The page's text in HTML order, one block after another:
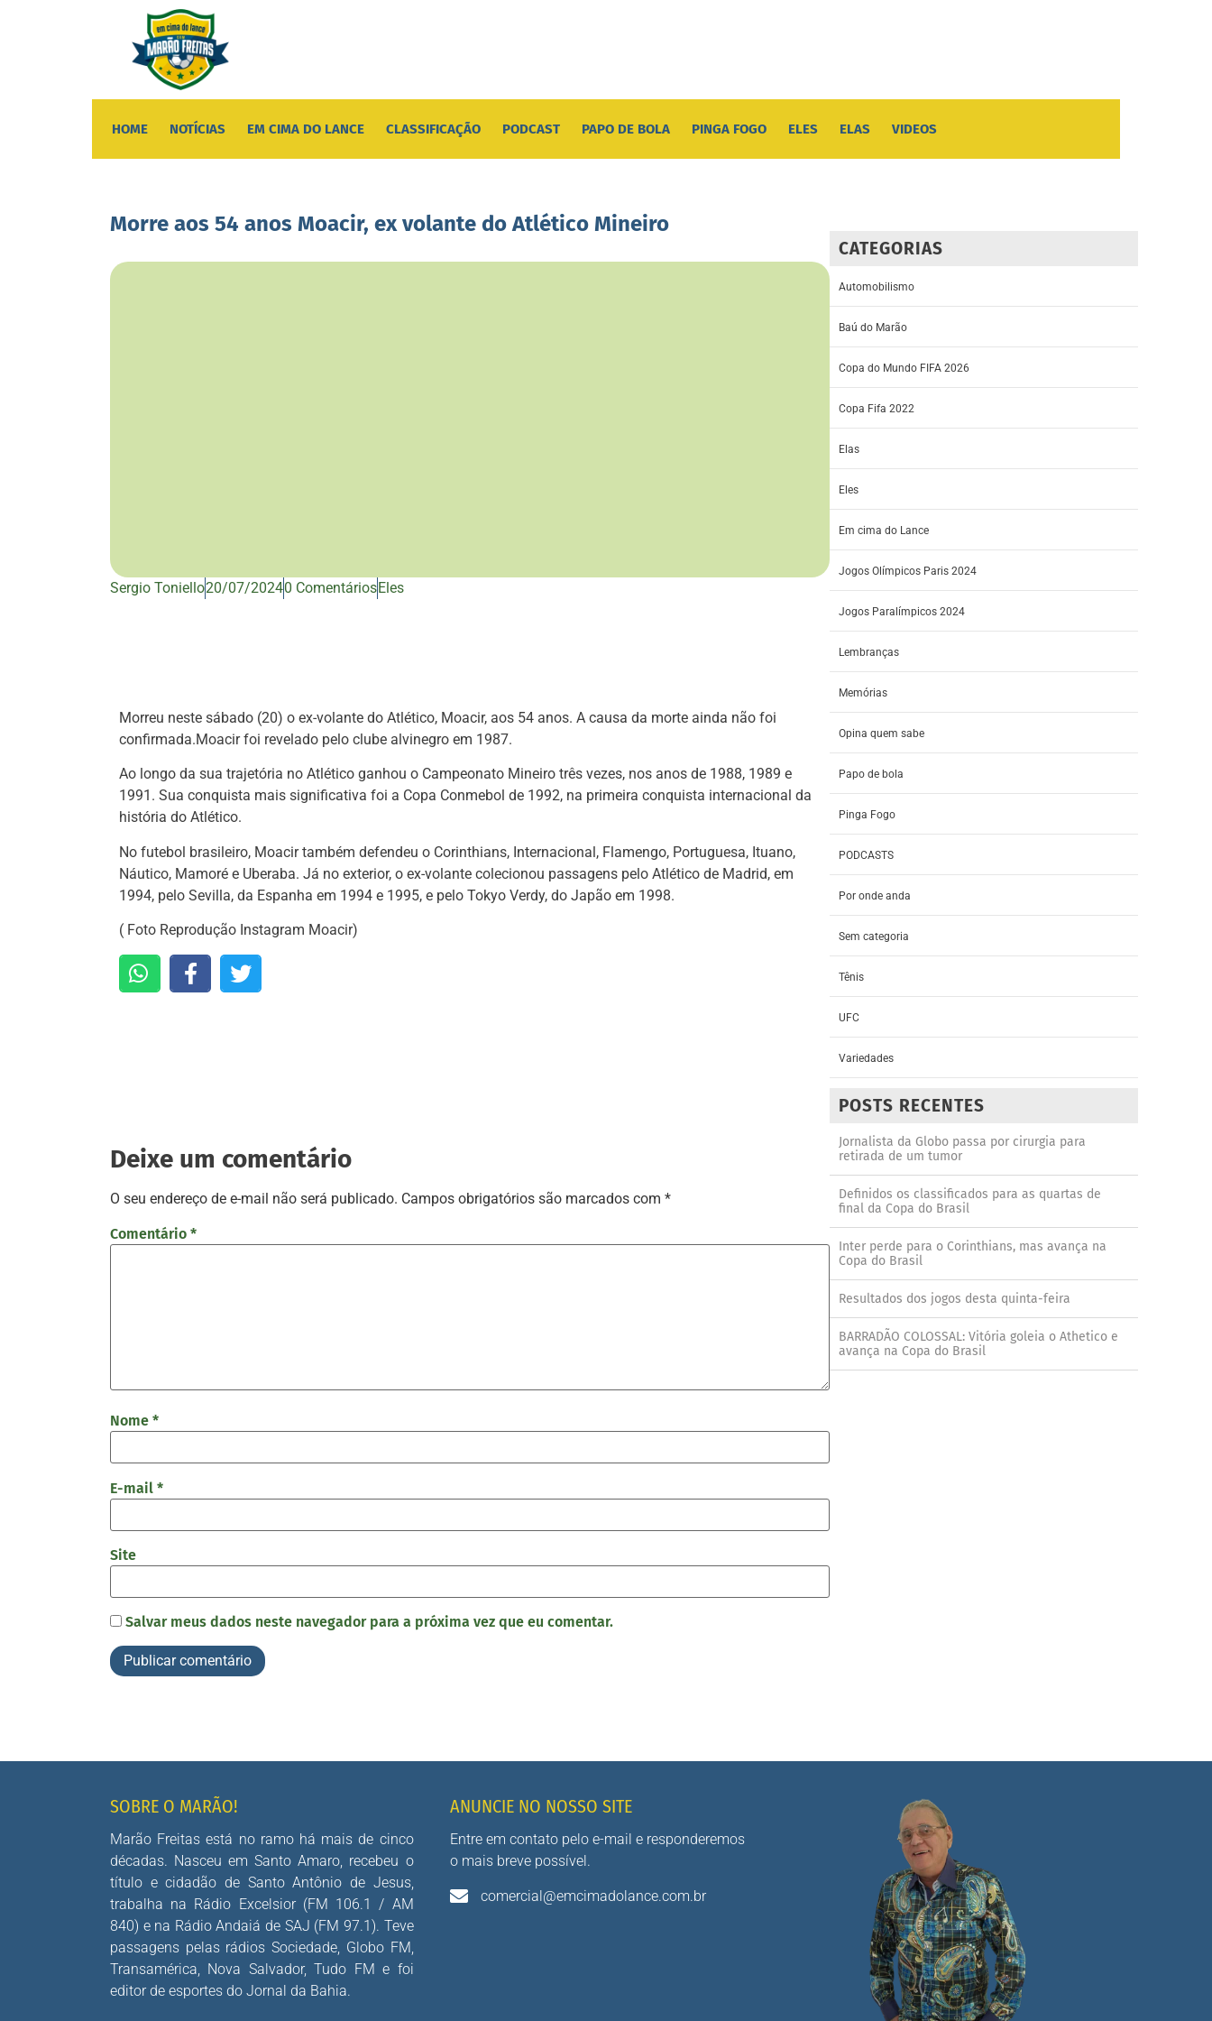
HOME NOTÍCIAS EM CIMA DO LANCE CLASSIFICAÇÃO PODCAST PAPO DE BOLA PINGA FOGO ELES ELAS VIDEOS
Morre aos 54 anos Moacir, ex volante do Atlético Mineiro
Sergio Toniello20/07/20240 ComentáriosEles
Morreu neste sábado (20) o ex-volante do Atlético, Moacir, aos 54 anos. A causa da morte ainda não foi
confirmada.Moacir foi revelado pelo clube alvinegro em 1987.
Ao longo da sua trajetória no Atlético ganhou o Campeonato Mineiro três vezes, nos anos de 1988, 1989 e
1991. Sua conquista mais significativa foi a Copa Conmebol de 1992, na primeira conquista internacional da
história do Atlético.
No futebol brasileiro, Moacir também defendeu o Corinthians, Internacional, Flamengo, Portuguesa, Ituano,
Náutico, Mamoré e Uberaba. Já no exterior, o ex-volante colecionou passagens pelo Atlético de Madrid, em
1994, pelo Sevilla, da Espanha em 1994 e 1995, e pelo Tokyo Verdy, do Japão em 1998.
( Foto Reprodução Instagram Moacir)
Deixe um comentário
O seu endereço de e-mail não será publicado. Campos obrigatórios são marcados com *
Comentário *
Nome *
E-mail *
Site
Salvar meus dados neste navegador para a próxima vez que eu comentar.
CATEGORIAS
Automobilismo
Baú do Marão
Copa do Mundo FIFA 2026
Copa Fifa 2022
Elas
Eles
Em cima do Lance
Jogos Olímpicos Paris 2024
Jogos Paralímpicos 2024
Lembranças
Memórias
Opina quem sabe
Papo de bola
Pinga Fogo
PODCASTS
Por onde anda
Sem categoria
Tênis
UFC
Variedades
POSTS RECENTES
Jornalista da Globo passa por cirurgia para
retirada de um tumor
Definidos os classificados para as quartas de
final da Copa do Brasil
Inter perde para o Corinthians, mas avança na
Copa do Brasil
Resultados dos jogos desta quinta-feira
BARRADÃO COLOSSAL: Vitória goleia o Athetico e
avança na Copa do Brasil
SOBRE O MARÃO!
Marão Freitas está no ramo há mais de cinco
décadas. Nasceu em Santo Amaro, recebeu o
título e cidadão de Santo Antônio de Jesus,
trabalha na Rádio Excelsior (FM 106.1 / AM
840) e na Rádio Andaiá de SAJ (FM 97.1). Teve
passagens pelas rádios Sociedade, Globo FM,
Transamérica, Nova Salvador, Tudo FM e foi
editor de esportes do Jornal da Bahia.
ANUNCIE NO NOSSO SITE
Entre em contato pelo e-mail e responderemos
o mais breve possível.
comercial@emcimadolance.com.br